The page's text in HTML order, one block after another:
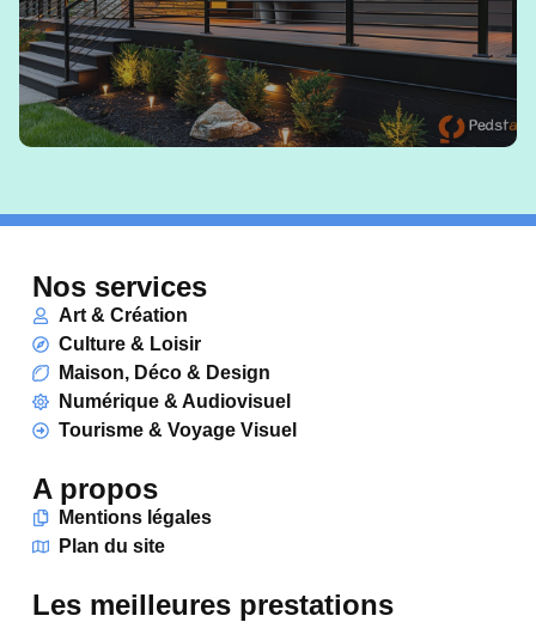
Nos services
Art & Création
Culture & Loisir
Maison, Déco & Design
Numérique & Audiovisuel
Tourisme & Voyage Visuel
A propos
Mentions légales
Plan du site
Les meilleures prestations